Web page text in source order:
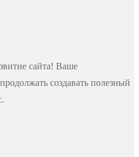
сайта! Ваше
создавать полезный